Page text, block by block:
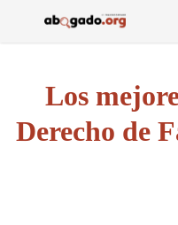
Los
Derecho de